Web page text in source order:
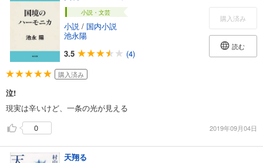
小説・文芸
小説 / 国内小説
池永陽
3.5
(4)
購入済み
読む
購入済み
泣!
現実は辛いけど、一条の光が見える
0
2019年09月04日
天翔る